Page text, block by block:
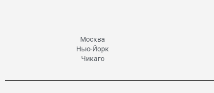
Москва
Нью-Йорк​
Чикаго